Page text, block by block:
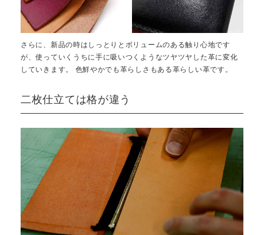
さらに、新品の時はしっとりとボリュームのある触り心地です
が、使っていくうちに手に吸いつくようなツヤツヤした革に変化
していきます。 色鮮やかでも革らしさもある革らしい革です。
二枚仕立ては格が違う